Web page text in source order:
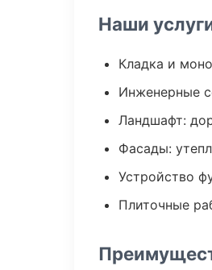
Наши
Кладка и
Инженерные
Ландшафт:
Фасады:
Устройство
Плиточные